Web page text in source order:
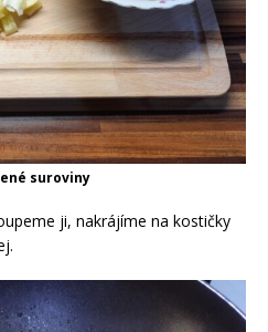
suroviny
ji, nakrájíme na kostičky